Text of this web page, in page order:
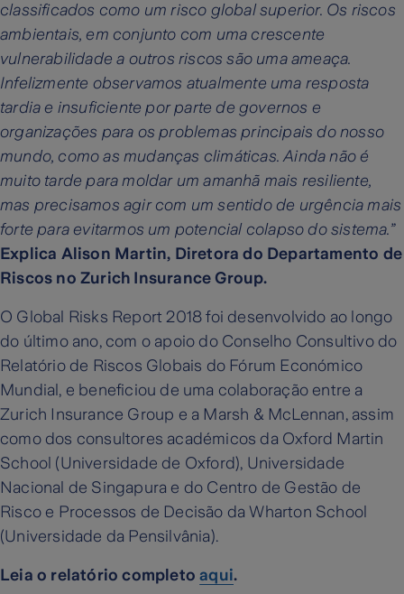
classificados como um risco global superior. Os riscos
ambientais, em conjunto com uma crescente
vulnerabilidade a outros riscos são uma ameaça.
Infelizmente observamos atualmente uma resposta
tardia e insuficiente por parte de governos e
organizações para os problemas principais do nosso
mundo, como as mudanças climáticas. Ainda não é
muito tarde para moldar um amanhã mais resiliente,
mas precisamos agir com um sentido de urgência mais
forte para evitarmos um potencial colapso do sistema.”
Explica Alison Martin, Diretora do Departamento de
Riscos no Zurich Insurance Group.
O Global Risks Report 2018 foi desenvolvido ao longo
do último ano, com o apoio do Conselho Consultivo do
Relatório de Riscos Globais do Fórum Económico
Mundial, e beneficiou de uma colaboração entre a
Zurich Insurance Group e a Marsh & McLennan, assim
como dos consultores académicos da Oxford Martin
School (Universidade de Oxford), Universidade
Nacional de Singapura e do Centro de Gestão de
Risco e Processos de Decisão da Wharton School
(Universidade da Pensilvânia).
Leia o relatório completoaqui.